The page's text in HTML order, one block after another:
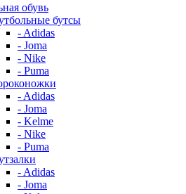
обувь
бутсы
- Adidas
- Joma
- Nike
- Puma
- Adidas
- Joma
- Kelme
- Nike
- Puma
- Adidas
- Joma